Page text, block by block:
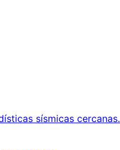
sísmicas cercanas.